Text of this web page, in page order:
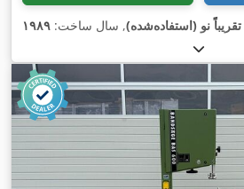
تقریباً نو (استفاده‌شده), سال ساخت: ۱۹۸۹